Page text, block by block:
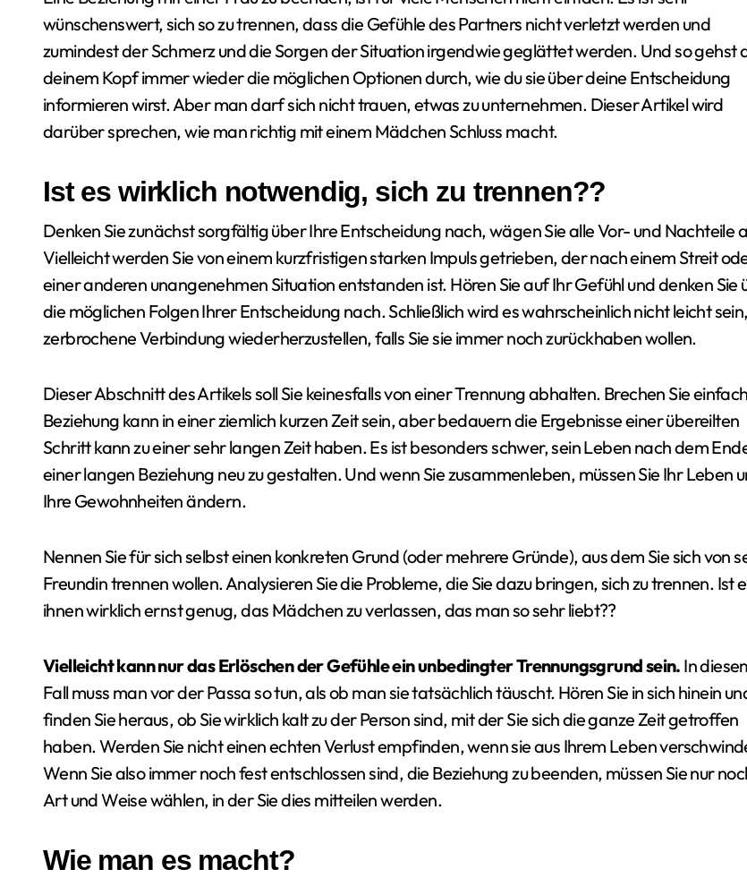
wünschenswert, sich so zu trennen, dass die Gefühle des Partners nicht verletzt werden und
zumindest der Schmerz und die Sorgen der Situation irgendwie geglättet werden. Und so gehst
deinem Kopf immer wieder die möglichen Optionen durch, wie du sie über deine Entscheidung
informieren wirst. Aber man darf sich nicht trauen, etwas zu unternehmen. Dieser Artikel wird
darüber sprechen, wie man richtig mit einem Mädchen Schluss macht.
Ist es wirklich notwendig, sich zu trennen??
Denken Sie zunächst sorgfältig über Ihre Entscheidung nach, wägen Sie alle Vor- und Nachteile
Vielleicht werden Sie von einem kurzfristigen starken Impuls getrieben, der nach einem Streit
einer anderen unangenehmen Situation entstanden ist. Hören Sie auf Ihr Gefühl und denken Sie
die möglichen Folgen Ihrer Entscheidung nach. Schließlich wird es wahrscheinlich nicht leicht
zerbrochene Verbindung wiederherzustellen, falls Sie sie immer noch zurückhaben wollen.
Dieser Abschnitt des Artikels soll Sie keinesfalls von einer Trennung abhalten. Brechen Sie
Beziehung kann in einer ziemlich kurzen Zeit sein, aber bedauern die Ergebnisse einer übereilten
Schritt kann zu einer sehr langen Zeit haben. Es ist besonders schwer, sein Leben nach dem
einer langen Beziehung neu zu gestalten. Und wenn Sie zusammenleben, müssen Sie Ihr Leben
Ihre Gewohnheiten ändern.
Nennen Sie für sich selbst einen konkreten Grund (oder mehrere Gründe), aus dem Sie sich von
Freundin trennen wollen. Analysieren Sie die Probleme, die Sie dazu bringen, sich zu trennen. Ist
ihnen wirklich ernst genug, das Mädchen zu verlassen, das man so sehr liebt??
Vielleicht kann nur das Erlöschen der Gefühle ein unbedingter Trennungsgrund sein. In
Fall muss man vor der Passa so tun, als ob man sie tatsächlich täuscht. Hören Sie in sich hinein
finden Sie heraus, ob Sie wirklich kalt zu der Person sind, mit der Sie sich die ganze Zeit getroffen
haben. Werden Sie nicht einen echten Verlust empfinden, wenn sie aus Ihrem Leben
Wenn Sie also immer noch fest entschlossen sind, die Beziehung zu beenden, müssen Sie nur
Art und Weise wählen, in der Sie dies mitteilen werden.
Wie man es macht?